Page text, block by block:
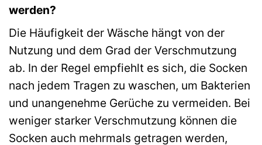
werden?
Die Häufigkeit der Wäsche hängt von der
Nutzung und dem Grad der Verschmutzung
ab. In der Regel empfiehlt es sich, die Socken
nach jedem Tragen zu waschen, um Bakterien
und unangenehme Gerüche zu vermeiden. Bei
weniger starker Verschmutzung können die
Socken auch mehrmals getragen werden,